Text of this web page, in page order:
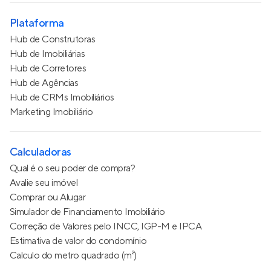
Plataforma
Hub de Construtoras
Hub de Imobiliárias
Hub de Corretores
Hub de Agências
Hub de CRMs Imobiliários
Marketing Imobiliário
Calculadoras
Qual é o seu poder de compra?
Avalie seu imóvel
Comprar ou Alugar
Simulador de Financiamento Imobiliário
Correção de Valores pelo INCC, IGP-M e IPCA
Estimativa de valor do condomínio
Calculo do metro quadrado (m²)